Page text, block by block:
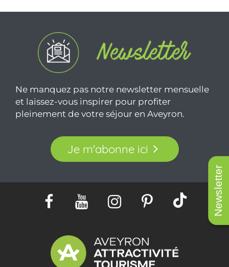
Newsletter
Ne manquez pas notre newsletter mensuelle
et laissez-vous inspirer pour profiter
pleinement de votre séjour en Aveyron.
Je m'abonne ici